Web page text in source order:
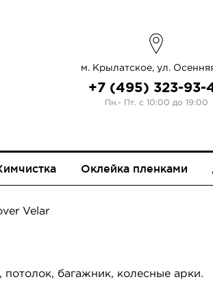
м. Крылатское, ул.
+7 (495) 323-93-
Пн.- Пт. с 10:00 до 19:00
Оклейка пленками
Velar
багажник, колесные арки.